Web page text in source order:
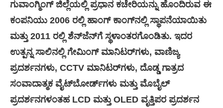
ಗುವಾಂಗ್ಮಿಂಗ್ ಜಿಲ್ಲೆಯಲ್ಲಿ ಪ್ರಧಾನ ಕಚೇರಿಯನ್ನು ಹೊಂದಿರುವ ಈ
ಕಂಪನಿಯು 2006 ರಲ್ಲಿ ಹಾಂಗ್ ಕಾಂಗ್‌ನಲ್ಲಿ ಸ್ಥಾಪನೆಯಾಯಿತು
ಮತ್ತು 2011 ರಲ್ಲಿ ಶೆನ್‌ಜೆನ್‌ಗೆ ಸ್ಥಳಾಂತರಗೊಂಡಿತು. ಇದರ
ಉತ್ಪನ್ನ ಸಾಲಿನಲ್ಲಿ ಗೇಮಿಂಗ್ ಮಾನಿಟರ್‌ಗಳು, ವಾಣಿಜ್ಯ
ಪ್ರದರ್ಶನಗಳು, CCTV ಮಾನಿಟರ್‌ಗಳು, ದೊಡ್ಡ ಗಾತ್ರದ
ಸಂವಾದಾತ್ಮಕ ವೈಟ್‌ಬೋರ್ಡ್‌ಗಳು ಮತ್ತು ಮೊಬೈಲ್
ಪ್ರದರ್ಶನಗಳಂತಹ LCD ಮತ್ತು OLED ವೃತ್ತಿಪರ ಪ್ರದರ್ಶನ